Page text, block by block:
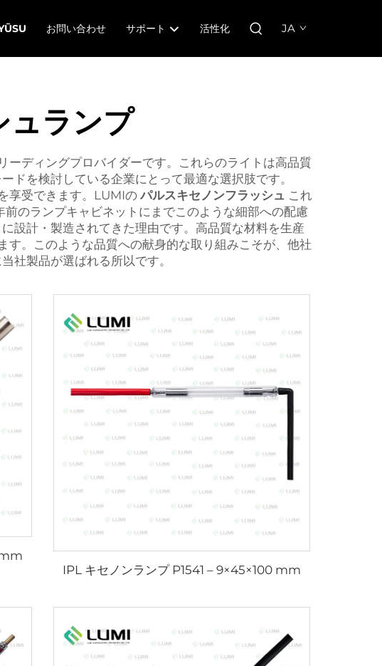
お問い合わせ サポート 活性化 JA
ュランプ
ディングプロバイダーです。これらのライトは高品質
ドを検討している企業にとって最適な選択肢です。
享受できます。LUMIの パルスキセノンフラッシュ これ
のランプキャビネットにまでこのような細部への配慮
設計・製造されてきた理由です。高品質な材料を生産
。このような品質への献身的な取り組みこそが、他社
社製品が選ばれる所以です。
IPL キセノンランプ P1541 – 9×45×100 mm